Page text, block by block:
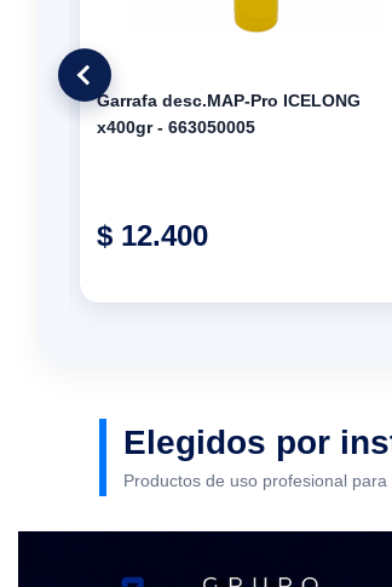
Garrafa desc.MAP-Pro ICELONG
x400gr - 663050005
$ 12.400
Elegidos por
Productos de uso profesional para